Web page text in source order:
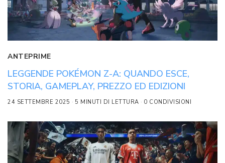
ANTEPRIME
LEGGENDE POKÉMON Z-A: QUANDO ESCE,
STORIA, GAMEPLAY, PREZZO ED EDIZIONI
24 SETTEMBRE 2025 5 MINUTI DI LETTURA 0 CONDIVISIONI